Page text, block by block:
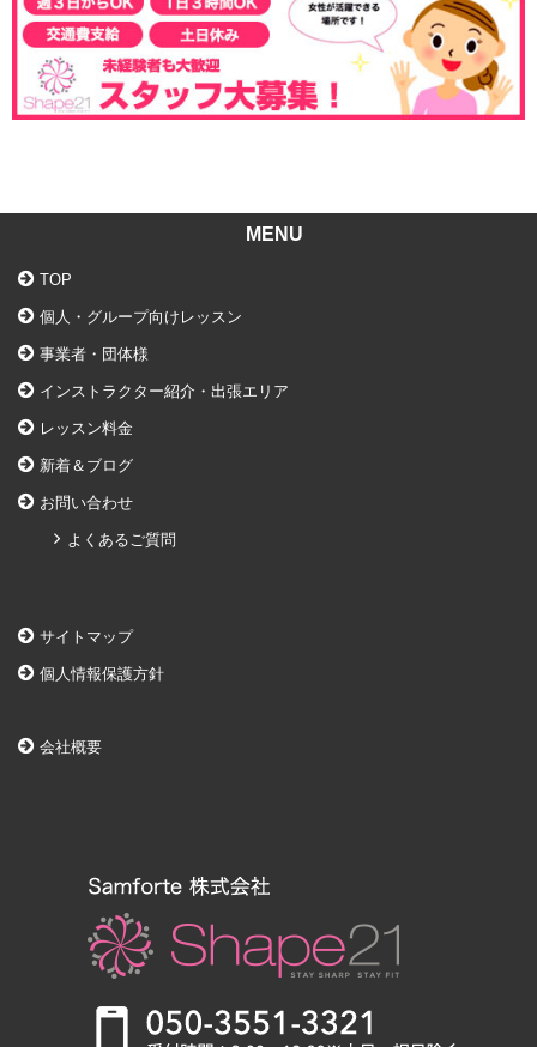
MENU
TOP
個人・グループ向けレッスン
事業者・団体様
インストラクター紹介・出張エリア
レッスン料金
新着＆ブログ
お問い合わせ
よくあるご質問
サイトマップ
個人情報保護方針
会社概要